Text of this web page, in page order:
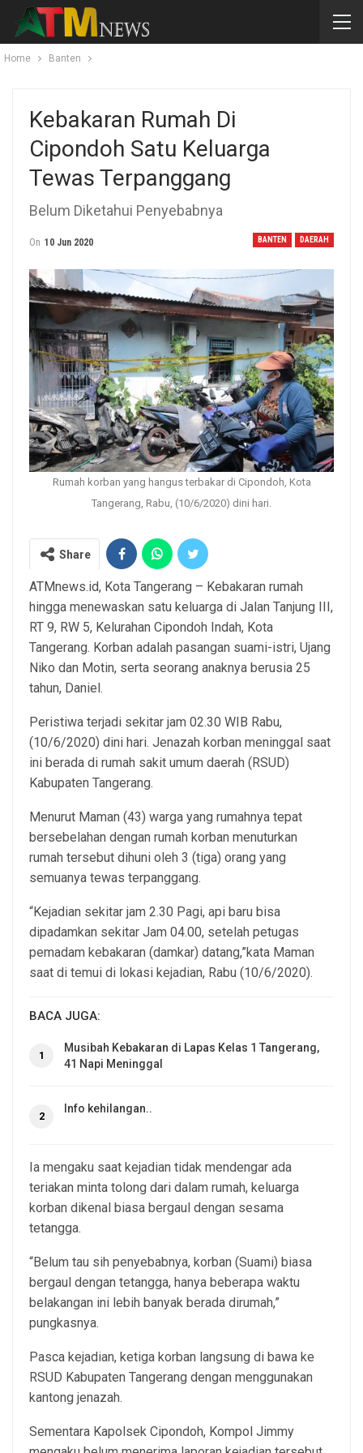
Home Banten
Kebakaran Rumah Di
Cipondoh Satu Keluarga
Tewas Terpanggang
Belum Diketahui Penyebabnya
BANTEN DAERAH
On 10 Jun 2020
Rumah korban yang hangus terbakar di Cipondoh, Kota
Tangerang, Rabu, (10/6/2020) dini hari.
Share
ATMnews.id, Kota Tangerang – Kebakaran rumah
hingga menewaskan satu keluarga di Jalan Tanjung III,
RT 9, RW 5, Kelurahan Cipondoh Indah, Kota
Tangerang. Korban adalah pasangan suami-istri, Ujang
Niko dan Motin, serta seorang anaknya berusia 25
tahun, Daniel.
Peristiwa terjadi sekitar jam 02.30 WIB Rabu,
(10/6/2020) dini hari. Jenazah korban meninggal saat
ini berada di rumah sakit umum daerah (RSUD)
Kabupaten Tangerang.
Menurut Maman (43) warga yang rumahnya tepat
bersebelahan dengan rumah korban menuturkan
rumah tersebut dihuni oleh 3 (tiga) orang yang
semuanya tewas terpanggang.
“Kejadian sekitar jam 2.30 Pagi, api baru bisa
dipadamkan sekitar Jam 04.00, setelah petugas
pemadam kebakaran (damkar) datang,”kata Maman
saat di temui di lokasi kejadian, Rabu (10/6/2020).
BACA JUGA:
1
Musibah Kebakaran di Lapas Kelas 1 Tangerang,
41 Napi Meninggal
2
Info kehilangan..
Ia mengaku saat kejadian tidak mendengar ada
teriakan minta tolong dari dalam rumah, keluarga
korban dikenal biasa bergaul dengan sesama
tetangga.
“Belum tau sih penyebabnya, korban (Suami) biasa
bergaul dengan tetangga, hanya beberapa waktu
belakangan ini lebih banyak berada dirumah,”
pungkasnya.
Pasca kejadian, ketiga korban langsung di bawa ke
RSUD Kabupaten Tangerang dengan menggunakan
kantong jenazah.
Sementara Kapolsek Cipondoh, Kompol Jimmy